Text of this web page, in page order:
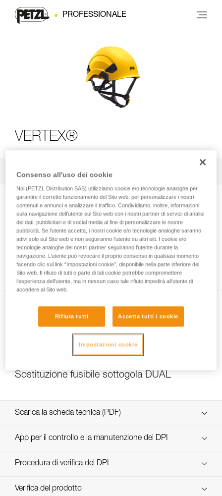
PROFESSIONALE
VERTEX®
Tutti i consigli tecnici 2
Quale resistenza scegliere per il sottogola
DUAL?
Sostituzione fusibile sottogola DUAL
Scarica la scheda tecnica (PDF)
Technical Notice
App per il controllo e la manutenzione dei DPI
scopri ePPEcentre
Procedura di verifica del DPI
verif-EPI-casques-PRO-procedure-IT
Verifica del prodotto
Consenso all'uso dei cookie
Noi (PETZL Distribution SAS) utilizziamo cookie e/o tecnologie analoghe per
garantire il corretto funzionamento del Sito web, per personalizzare i nostri
contenuti e annunci e analizzare il traffico. Condividiamo, inoltre, informazioni
sulla navigazione dell’utente sul Sito web con i nostri partner di servizi di analisi
dei dati, pubblicitari e di social media al fine di personalizzare le nostre
pubblicità. Se l’utente accetta, i nostri cookie e/o tecnologie analoghe saranno
attivi solo sul Sito web e non seguiranno l’utente su altri siti. I cookie e/o
tecnologie analoghe dei nostri partner seguiranno l’utente durante la
navigazione. L’utente può revocare il proprio consenso in qualsiasi momento
facendo clic sul link “Impostazioni cookie”, disponibile nella parte inferiore del
Sito web. Il rifiuto di tutti o parte di tali cookie potrebbe compromettere
l’esperienza dell’utente, ma in nessun caso tale rifiuto impedirà all’utente di
accedere al Sito web.
Rifiuta tutti Accetta tutti i cookie
Impostazioni cookie